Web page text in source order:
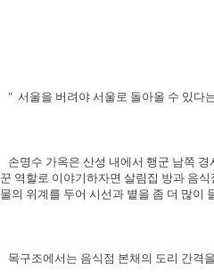
" 서울을 버려야 서울로 돌아올 수 있다
손명수 가옥은 산성 내에서 행군 남쪽
꾼 역할로 이야기하자면 살림집 방과 음
물의 위계를 두어 시선과 볕을 좀 더 많이
목구조에서는 음식점 본채의 도리 간격을